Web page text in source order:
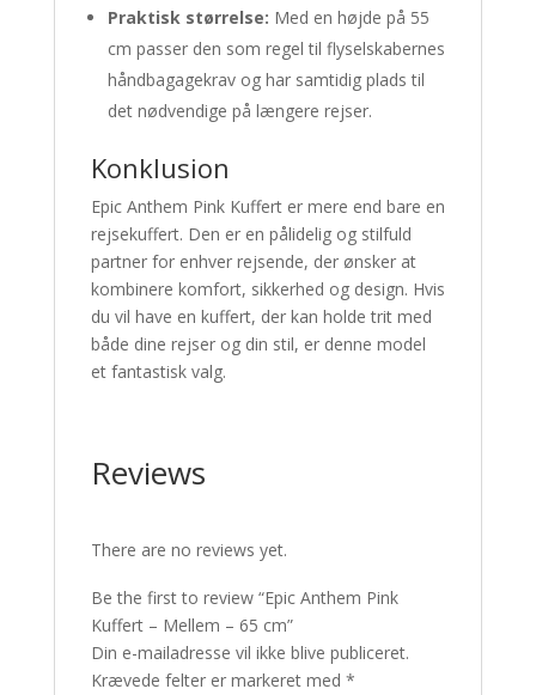
Praktisk størrelse: Med en højde på 55
cm passer den som regel til flyselskabernes
håndbagagekrav og har samtidig plads til
det nødvendige på længere rejser.
Konklusion
Epic Anthem Pink Kuffert er mere end bare en
rejsekuffert. Den er en pålidelig og stilfuld
partner for enhver rejsende, der ønsker at
kombinere komfort, sikkerhed og design. Hvis
du vil have en kuffert, der kan holde trit med
både dine rejser og din stil, er denne model
et fantastisk valg.
Reviews
There are no reviews yet.
Be the first to review “Epic Anthem Pink
Kuffert – Mellem – 65 cm”
Din e-mailadresse vil ikke blive publiceret.
Krævede felter er markeret med *